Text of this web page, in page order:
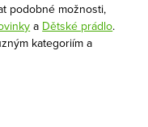
podobné možnosti,
a Dětské prádlo.
kategoriím a